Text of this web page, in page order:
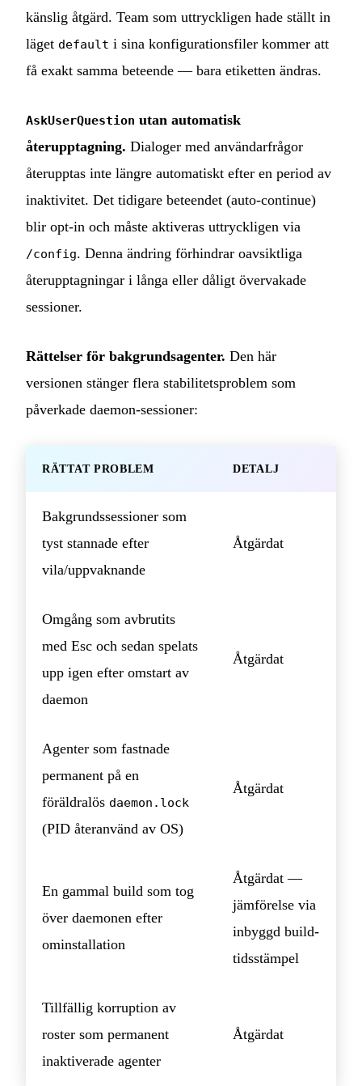
känslig åtgärd. Team som uttryckligen hade ställt in
läget default i sina konfigurationsfiler kommer att
få exakt samma beteende — bara etiketten ändras.
AskUserQuestion utan automatisk
återupptagning. Dialoger med användarfrågor
återupptas inte längre automatiskt efter en period av
inaktivitet. Det tidigare beteendet (auto-continue)
blir opt-in och måste aktiveras uttryckligen via
/config. Denna ändring förhindrar oavsiktliga
återupptagningar i långa eller dåligt övervakade
sessioner.
Rättelser för bakgrundsagenter. Den här
versionen stänger flera stabilitetsproblem som
påverkade daemon-sessioner:
RÄTTAT PROBLEM DETALJ
Bakgrundssessioner som
tyst stannade efter
vila/uppvaknande
Åtgärdat
Omgång som avbrutits
med Esc och sedan spelats
upp igen efter omstart av
daemon
Åtgärdat
Agenter som fastnade
permanent på en
föräldralös daemon.lock
(PID återanvänd av OS)
Åtgärdat
En gammal build som tog
över daemonen efter
ominstallation
Åtgärdat —
jämförelse via
inbyggd build-
tidsstämpel
Tillfällig korruption av
roster som permanent
inaktiverade agenter
Åtgärdat